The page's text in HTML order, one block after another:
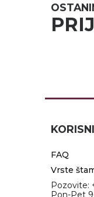
FAQ
Vrste
Pozovite:
Pon-Pet